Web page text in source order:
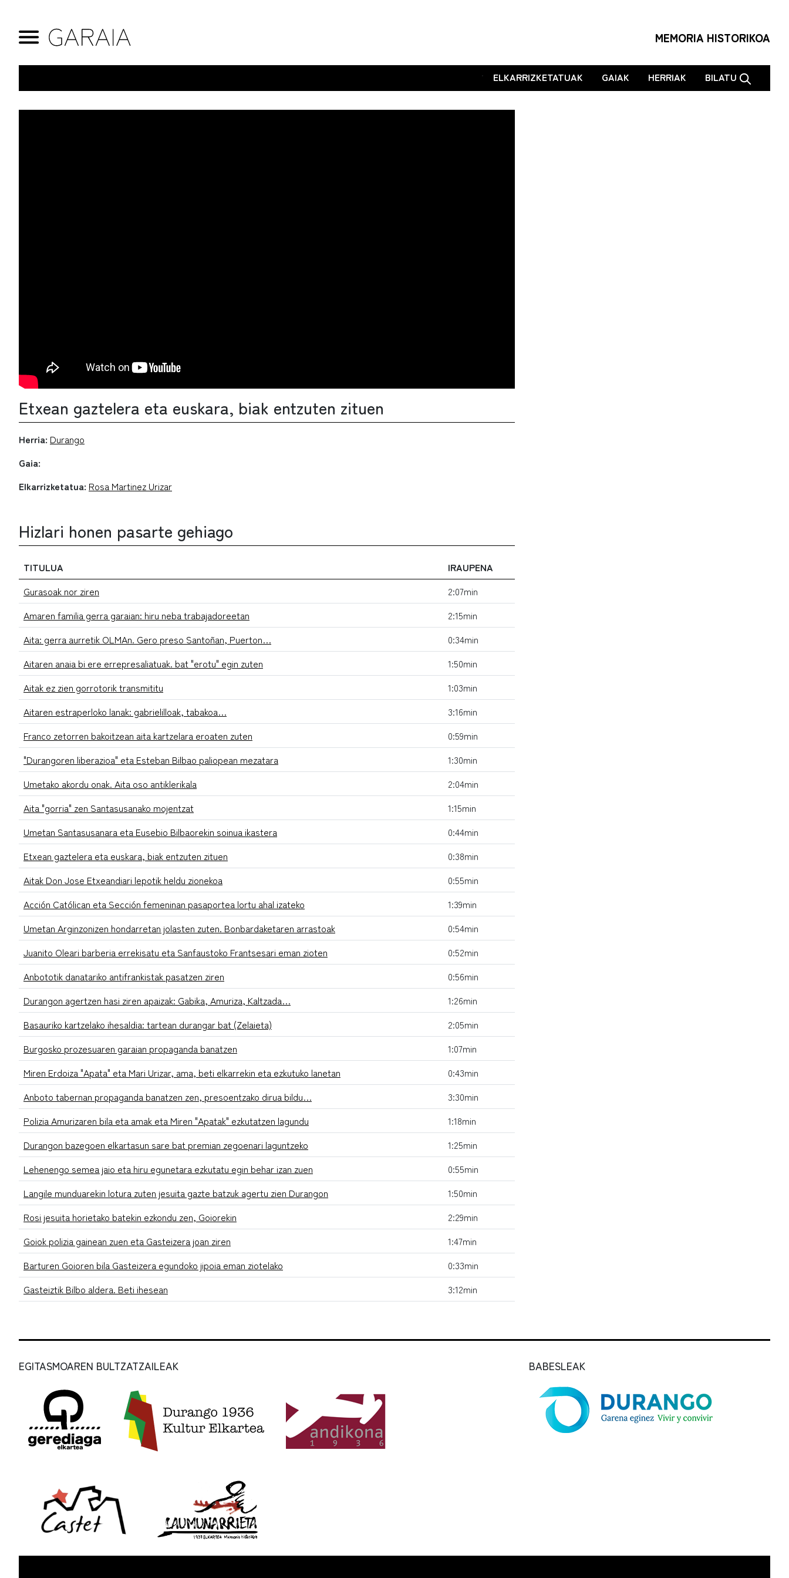
MEMORIA HISTORIKOA
. ELKARRIZKETATUAK GAIAK HERRIAK BILATU
Etxean gaztelera eta euskara, biak entzuten zituen
Herria: Durango
Gaia:
Elkarrizketatua: Rosa Martinez Urizar
Hizlari honen pasarte gehiago
TITULUA
IRAUPENA
Gurasoak nor ziren
2:07min
Amaren familia gerra garaian: hiru neba trabajadoreetan
2:15min
Aita: gerra aurretik OLMAn. Gero preso Santoñan, Puerton…
0:34min
Aitaren anaia bi ere errepresaliatuak. bat "erotu" egin zuten
1:50min
Aitak ez zien gorrotorik transmititu
1:03min
Aitaren estraperloko lanak: gabrielilloak, tabakoa…
3:16min
Franco zetorren bakoitzean aita kartzelara eroaten zuten
0:59min
"Durangoren liberazioa" eta Esteban Bilbao paliopean mezatara
1:30min
Umetako akordu onak. Aita oso antiklerikala
2:04min
Aita "gorria" zen Santasusanako mojentzat
1:15min
Umetan Santasusanara eta Eusebio Bilbaorekin soinua ikastera
0:44min
Etxean gaztelera eta euskara, biak entzuten zituen
0:38min
Aitak Don Jose Etxeandiari lepotik heldu zionekoa
0:55min
Acción Católican eta Sección femeninan pasaportea lortu ahal izateko
1:39min
Umetan Arginzonizen hondarretan jolasten zuten. Bonbardaketaren arrastoak
0:54min
Juanito Oleari barberia errekisatu eta Sanfaustoko Frantsesari eman zioten
0:52min
Anbototik danatariko antifrankistak pasatzen ziren
0:56min
Durangon agertzen hasi ziren apaizak: Gabika, Amuriza, Kaltzada…
1:26min
Basauriko kartzelako ihesaldia: tartean durangar bat (Zelaieta)
2:05min
Burgosko prozesuaren garaian propaganda banatzen
1:07min
Miren Erdoiza "Apata" eta Mari Urizar, ama, beti elkarrekin eta ezkutuko lanetan
0:43min
Anboto tabernan propaganda banatzen zen, presoentzako dirua bildu…
3:30min
Polizia Amurizaren bila eta amak eta Miren "Apatak" ezkutatzen lagundu
1:18min
Durangon bazegoen elkartasun sare bat premian zegoenari laguntzeko
1:25min
Lehenengo semea jaio eta hiru egunetara ezkutatu egin behar izan zuen
0:55min
Langile munduarekin lotura zuten jesuita gazte batzuk agertu zien Durangon
1:50min
Rosi jesuita horietako batekin ezkondu zen, Goiorekin
2:29min
Goiok polizia gainean zuen eta Gasteizera joan ziren
1:47min
Barturen Goioren bila Gasteizera egundoko jipoia eman ziotelako
0:33min
Gasteiztik Bilbo aldera. Beti ihesean
3:12min
EGITASMOAREN BULTZATZAILEAK BABESLEAK